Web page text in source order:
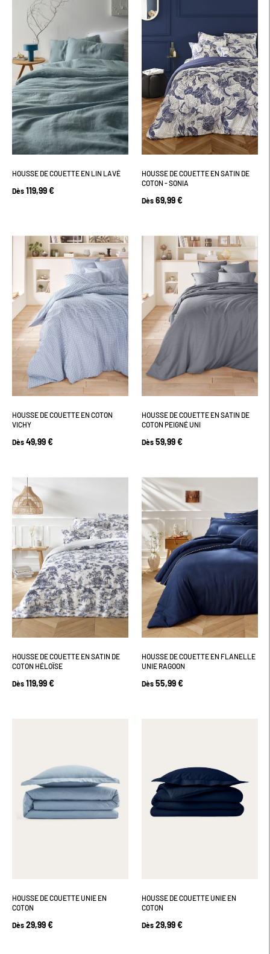
HOUSSE DE COUETTE EN LIN LAVÉ
Dès 119,99 €
HOUSSE DE COUETTE EN SATIN DE
COTON - SONIA
Dès 69,99 €
HOUSSE DE COUETTE EN COTON
VICHY
Dès 49,99 €
HOUSSE DE COUETTE EN SATIN DE
COTON PEIGNÉ UNI
Dès 59,99 €
HOUSSE DE COUETTE EN SATIN DE
COTON HÉLOÏSE
Dès 119,99 €
HOUSSE DE COUETTE EN FLANELLE
UNIE RAGOON
Dès 55,99 €
HOUSSE DE COUETTE UNIE EN
COTON
Dès 29,99 €
HOUSSE DE COUETTE UNIE EN
COTON
Dès 29,99 €